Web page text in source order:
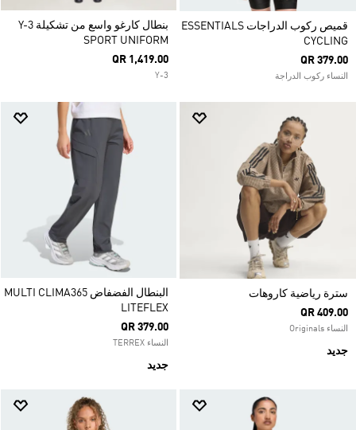
قميص ركوب الدراجات ESSENTIALS
CYCLING
QR 379.00
النساء ركوب الدراجة
بنطال كارغو واسع من تشكيلة Y-3
SPORT UNIFORM
QR 1,419.00
Y-3
سترة رياضية كاروهات
QR 409.00
النساء Originals
جديد
البنطال الفضفاض MULTI CLIMA365
LITEFLEX
QR 379.00
النساء TERREX
جديد